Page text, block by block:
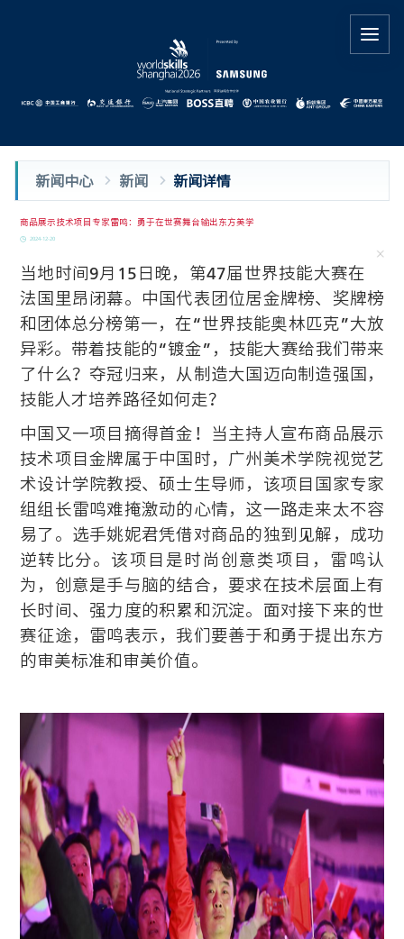
新闻中心 新闻 新闻详情
商品展示技术项目专家雷鸣：勇于在世赛舞台输出东方美学
2024-12-20
当地时间9月15日晚，第47届世界技能大赛在
法国里昂闭幕。中国代表团位居金牌榜、奖牌榜
和团体总分榜第一，在“世界技能奥林匹克”大放
异彩。带着技能的“镀金”，技能大赛给我们带来
了什么？夺冠归来，从制造大国迈向制造强国，
技能人才培养路径如何走？
中国又一项目摘得首金！当主持人宣布商品展示
技术项目金牌属于中国时，广州美术学院视觉艺
术设计学院教授、硕士生导师，该项目国家专家
组组长雷鸣难掩激动的心情，这一路走来太不容
易了。选手姚妮君凭借对商品的独到见解，成功
逆转比分。该项目是时尚创意类项目，雷鸣认
为，创意是手与脑的结合，要求在技术层面上有
长时间、强力度的积累和沉淀。面对接下来的世
赛征途，雷鸣表示，我们要善于和勇于提出东方
的审美标准和审美价值。